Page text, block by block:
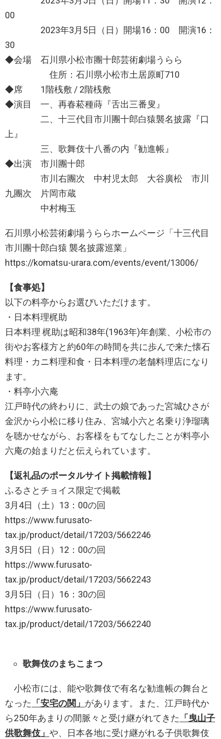
00
2023年3月5日（日）開場16：00 開演16：
30
◆会場 石川県小松市團十郎芸術劇場うらら
住所：石川県小松市土居原町710
◆席 1階桟敷 / 2階桟敷
◆演目 一、再春菘種蒔『舌出三番叟』
二、十三代目市川團十郎白猿襲名披露『口
上』
三、歌舞伎十八番の内『勧進帳』
◆出演 市川團十郎
市川右團次 中村児太郎 大谷廣松 市川
九團次 片岡市蔵
中村梅玉
石川県小松芸術劇場うららホームページ「十三代目
市川團十郎白猿 襲名披露巡業」
https://komatsu-urara.com/events/event/13006/
【食事処】
以下の料亭からお選びいただけます。
・日本料理梶助
日本料理 梶助は昭和38年(1963年)年創業、小松市の
街やお客様方と約60年の時間を共に歩んで来た懐石
料理・カニ料理和食・日本料理の老舗料理店になり
ます。
・料亭小六庵
江戸時代の終わりに、武士の娘であった宮城ひさが
金沢から小松に移り住み、宮城小六と名乗り浄瑠璃
を聴かせながら、お客様をもてなしたことが料亭小
六庵の始まりだと伝えられています。
【返礼品のポータルサイト掲載情報】
ふるさとチョイス限定で掲載
3月4日（土）13：00の回
https://www.furusato-
tax.jp/product/detail/17203/5662246
3月5日（日）12：00の回
https://www.furusato-
tax.jp/product/detail/17203/5662243
3月5日（日）16：30の回
https://www.furusato-
tax.jp/product/detail/17203/5662240
歌舞伎のまちこまつ
小松市には、能や歌舞伎で有名な勧進帳の舞台と
なった 「安宅の関」 があります。また、江戸時代か
ら250年あまりの間脈々と受け継がれてきた 「曳山子
供歌舞伎」 や、日本各地に受け継がれる子供歌舞伎